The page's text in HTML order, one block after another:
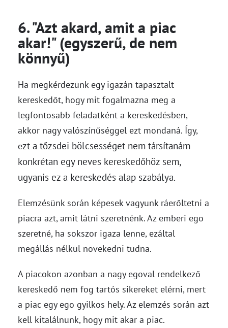
6. "Azt akard, amit a piac
akar!" (egyszerű, de nem
könnyű)
Ha megkérdezünk egy igazán tapasztalt
kereskedőt, hogy mit fogalmazna meg a
legfontosabb feladatként a kereskedésben,
akkor nagy valószínűséggel ezt mondaná. Így,
ezt a tőzsdei bölcsességet nem társítanám
konkrétan egy neves kereskedőhöz sem,
ugyanis ez a kereskedés alap szabálya.
Elemzésünk során képesek vagyunk ráerőltetni a
piacra azt, amit látni szeretnénk. Az emberi ego
szeretné, ha sokszor igaza lenne, ezáltal
megállás nélkül növekedni tudna.
A piacokon azonban a nagy egoval rendelkező
kereskedő nem fog tartós sikereket elérni, mert
a piac egy ego gyilkos hely. Az elemzés során azt
kell kitalálnunk, hogy mit akar a piac.